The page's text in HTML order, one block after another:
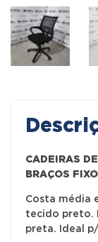
CADEIRAS
BRAÇOS
Costa média
tecido preto.
preta. Ideal